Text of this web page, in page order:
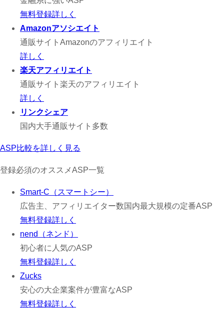
無料登録詳しく
Amazonアソシエイト
通販サイトAmazonのアフィリエイト
詳しく
楽天アフィリエイト
通販サイト楽天のアフィリエイト
詳しく
リンクシェア
国内大手通販サイト多数
ASP比較を詳しく見る
登録必須のオススメASP一覧
Smart-C（スマートシー）
広告主、アフィリエイター数国内最大規模の定番ASP
無料登録詳しく
nend（ネンド）
初心者に人気のASP
無料登録詳しく
Zucks
安心の大企業案件が豊富なASP
無料登録詳しく